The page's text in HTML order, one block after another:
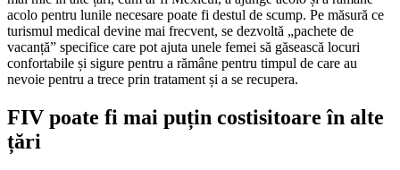
acolo pentru lunile necesare poate fi destul de scump. Pe măsură ce
turismul medical devine mai frecvent, se dezvoltă „pachete de
vacanță” specifice care pot ajuta unele femei să găsească locuri
confortabile și sigure pentru a rămâne pentru timpul de care au
nevoie pentru a trece prin tratament și a se recupera.
FIV poate fi mai puțin costisitoare în alte
țări